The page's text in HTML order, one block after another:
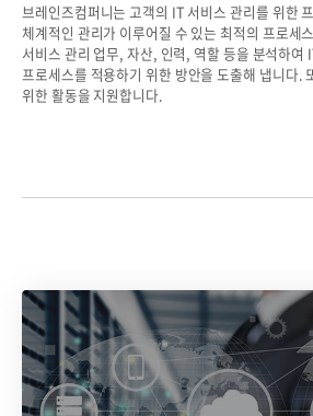
브레인즈컴퍼니는 고객의 IT 서비스 관리를 위한
체계적인 관리가 이루어질 수 있는 최적의 프로세
서비스 관리 업무, 자산, 인력, 역할 등을 분석하
프로세스를 적용하기 위한 방안을 도출해 냅니다.
위한 활동을 지원합니다.